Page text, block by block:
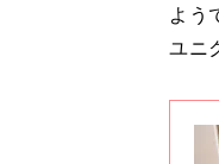
よう
ユニ